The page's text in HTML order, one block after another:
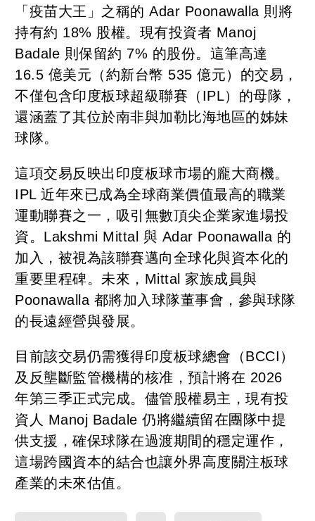
「疫苗大王」之稱的 Adar Poonawalla 則將
持有約 18% 股權。現有投資者 Manoj
Badale 則保留約 7% 的股份。這筆高達
16.5 億美元（約新台幣 535 億元）的交易，
不僅包含印度板球超級聯賽（IPL）的母隊，
還涵蓋了其位於南非與加勒比海地區的姊妹
球隊。
這項交易反映出印度板球市場的龐大商機。
IPL 近年來已成為全球商業價值最高的職業
運動聯賽之一，吸引無數頂尖企業家進場投
資。Lakshmi Mittal 與 Adar Poonawalla 的
加入，被視為該聯賽邁向全球化與資本化的
重要里程碑。未來，Mittal 家族成員與
Poonawalla 都將加入球隊董事會，參與球隊
的長遠經營與發展。
目前該交易仍需獲得印度板球總會（BCCI）
及反壟斷監管機構的核准，預計將在 2026
年第三季正式完成。儘管股權易主，現有投
資人 Manoj Badale 仍將繼續留在團隊中提
供支援，確保球隊在過渡期間的穩定運作，
這場跨國資本的結合也讓外界高度關注板球
產業的未來估值。